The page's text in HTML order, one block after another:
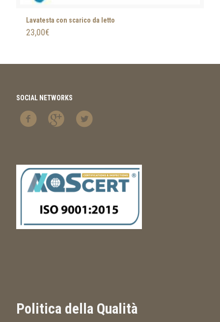
Lavatesta con scarico da letto
23,00€
SOCIAL NETWORKS
Politica della Qualità